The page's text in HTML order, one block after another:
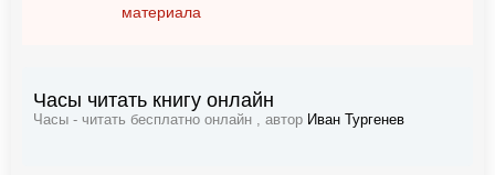
материала
Часы читать книгу онлайн
Часы - читать бесплатно онлайн , автор Иван Тургенев